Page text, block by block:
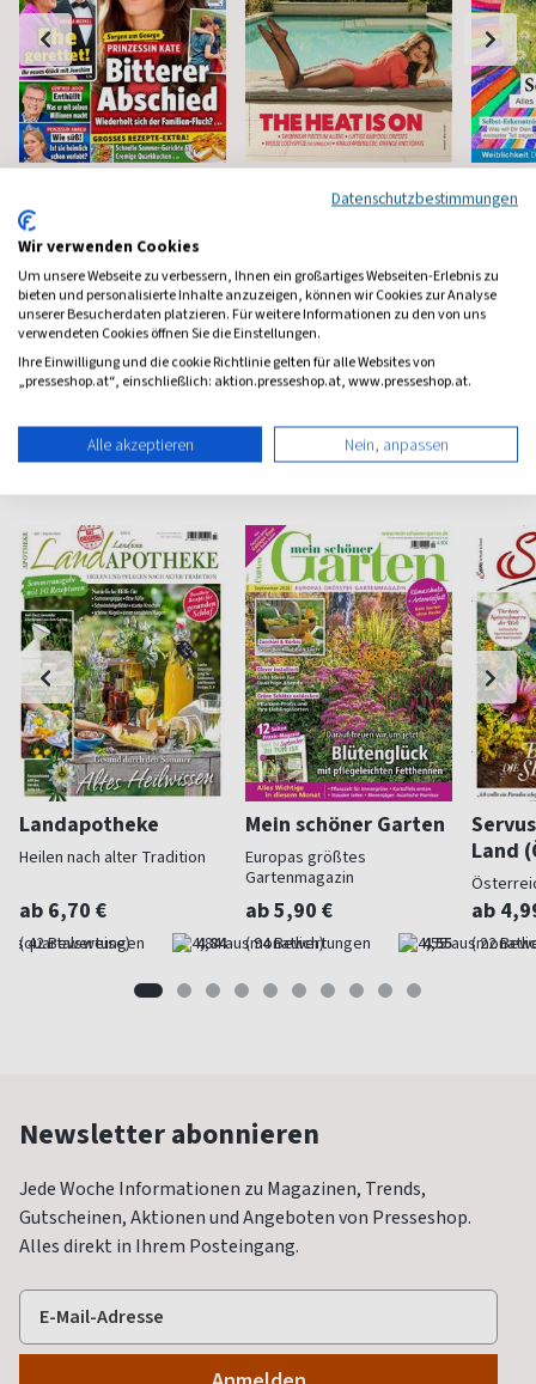
Frauen-Unterhaltung
ab 3,90 €
(werktäglich) 4,65
ab 5,90 €
(monatlich) 4,57
ab
(8 x pro
Haus & Garten Magazine
Landapotheke
Heilen nach alter Tradition
ab 6,70 €
(quartalsweise) 4,84
Mein schöner Garten
Europas größtes
Gartenmagazin
ab 5,90 €
(monatlich) 4,55
Land
ab
Newsletter abonnieren
Jede Woche Informationen zu Magazinen, Trends,
Gutscheinen, Aktionen und Angeboten von Presseshop.
Alles direkt in Ihrem Posteingang.
Datenschutzbestimmungen
Wir verwenden Cookies
Um unsere Webseite zu verbessern, Ihnen ein großartiges Webseiten-Erlebnis zu
bieten und personalisierte Inhalte anzuzeigen, können wir Cookies zur Analyse
unserer Besucherdaten platzieren. Für weitere Informationen zu den von uns
verwendeten Cookies öffnen Sie die Einstellungen.
Ihre Einwilligung und die cookie Richtlinie gelten für alle Websites von
„presseshop.at“, einschließlich: aktion.presseshop.at, www.presseshop.at.
Alle akzeptieren Nein, anpassen